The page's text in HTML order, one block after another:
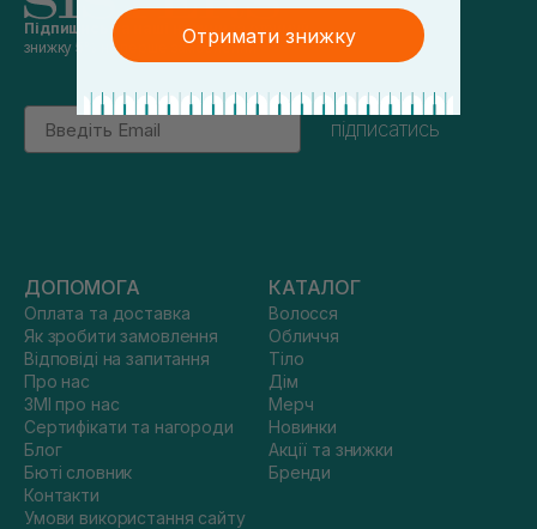
Підпишись на наші новинита отримуй
знижку 5% на перше замовлення
Email
підписатись
ДОПОМОГА
Оплата та доставка
Як зробити замовлення
Відповіді на запитання
Про нас
ЗМІ про нас
Сертифікати та нагороди
Блог
Бюті словник
Контакти
Умови використання сайту
КАТАЛОГ
Волосся
Обличчя
Тіло
Дім
Мерч
Новинки
Акції та знижки
Бренди
Отримати знижку